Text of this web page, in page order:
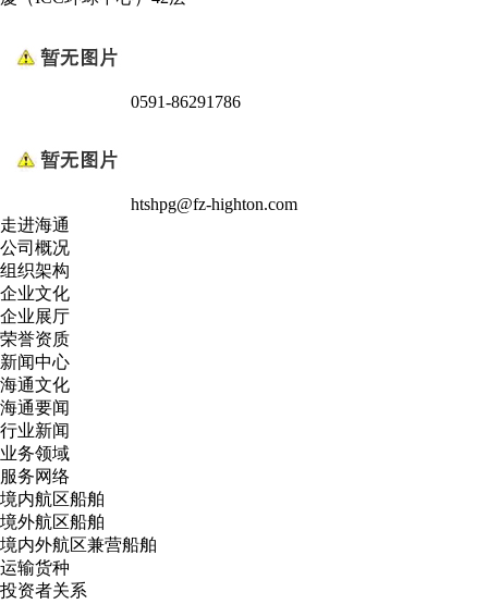
0591-86291786
htshpg@fz-highton.com
走进海通
公司概况
组织架构
企业文化
企业展厅
荣誉资质
新闻中心
海通文化
海通要闻
行业新闻
业务领域
服务网络
境内航区船舶
境外航区船舶
境内外航区兼营船舶
运输货种
投资者关系